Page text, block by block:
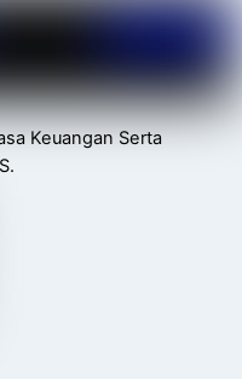
Keuangan Serta